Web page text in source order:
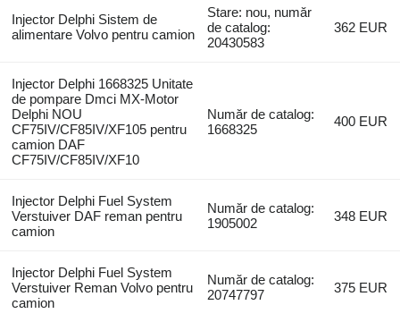
Injector Delphi Sistem de
alimentare Volvo pentru camion
Stare: nou, număr
de catalog:
20430583
362 EUR
Injector Delphi 1668325 Unitate
de pompare Dmci MX-Motor
Delphi NOU
CF75IV/CF85IV/XF105 pentru
camion DAF
CF75IV/CF85IV/XF10
Număr de catalog:
1668325
400 EUR
Injector Delphi Fuel System
Verstuiver DAF reman pentru
camion
Număr de catalog:
1905002
348 EUR
Injector Delphi Fuel System
Verstuiver Reman Volvo pentru
camion
Număr de catalog:
20747797
375 EUR